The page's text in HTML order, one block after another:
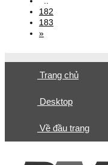
182
183
»
Trang chủ
Desktop
Về đầu trang